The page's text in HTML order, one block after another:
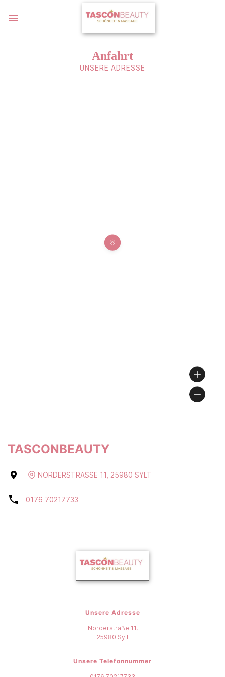
Anfahrt
UNSERE ADRESSE
TASCONBEAUTY
NORDERSTRASSE 11 25980 SYLT
0176 70217733
Unsere Adresse
Norderstraße 11,
25980 Sylt
Unsere Telefonnummer